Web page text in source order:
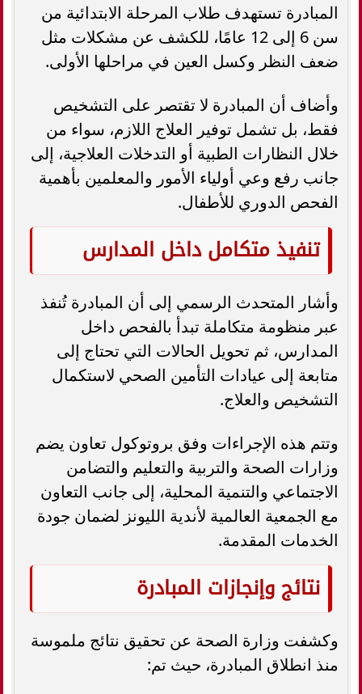
المبادرة تستهدف طلاب المرحلة الابتدائية من
سن 6 إلى 12 عامًا، للكشف عن مشكلات مثل
ضعف النظر وكسل العين في مراحلها الأولى.
وأضاف أن المبادرة لا تقتصر على التشخيص
فقط، بل تشمل توفير العلاج اللازم، سواء من
خلال النظارات الطبية أو التدخلات العلاجية، إلى
جانب رفع وعي أولياء الأمور والمعلمين بأهمية
الفحص الدوري للأطفال.
تنفيذ متكامل داخل المدارس
وأشار المتحدث الرسمي إلى أن المبادرة تُنفذ
عبر منظومة متكاملة تبدأ بالفحص داخل
المدارس، ثم تحويل الحالات التي تحتاج إلى
متابعة إلى عيادات التأمين الصحي لاستكمال
التشخيص والعلاج.
وتتم هذه الإجراءات وفق بروتوكول تعاون يضم
وزارات الصحة والتربية والتعليم والتضامن
الاجتماعي والتنمية المحلية، إلى جانب التعاون
مع الجمعية العالمية لأندية الليونز لضمان جودة
الخدمات المقدمة.
نتائج وإنجازات المبادرة
وكشفت وزارة الصحة عن تحقيق نتائج ملموسة
منذ انطلاق المبادرة، حيث تم: